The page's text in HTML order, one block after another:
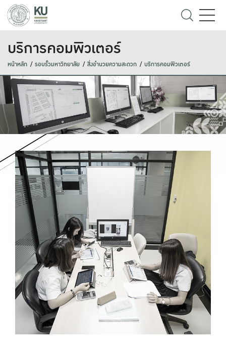
บริการคอมพิวเตอร์
หน้าหลัก รอบรั้วมหาวิทยาลัย สิ่งอำนวยความสะดวก บริการคอมพิวเตอร์